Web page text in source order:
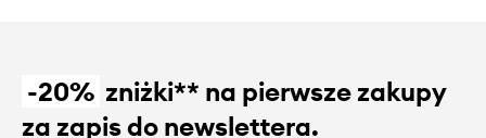
-20% zniżki** na pierwsze zakupy
za zapis do newslettera.